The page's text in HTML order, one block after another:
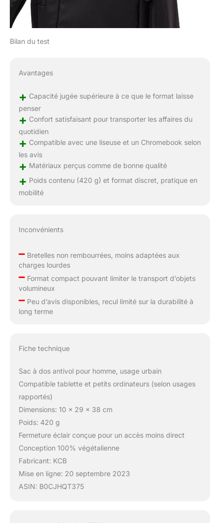
Bilan du test
Avantages
+ Capacité jugée supérieure à ce que le format laisse
penser
+ Confort satisfaisant pour transporter les affaires du
quotidien
+ Compatible avec une liseuse et un Chromebook selon
les avis
+ Matériaux perçus comme de bonne qualité
+ Poids contenu (420 g) et format discret, pratique en
mobilité
Inconvénients
–Bretelles non rembourrées, moins adaptées aux
charges lourdes
–Format compact pouvant limiter le transport d’objets
volumineux
–Peu d’avis disponibles, recul limité sur la durabilité à
long terme
Fiche technique
Sac à dos antivol pour homme, usage urbain
Compatible tablette et petits ordinateurs (selon usages
rapportés)
Dimensions: 10 x 29 x 38 cm
Poids: 420 g
Fermeture éclair conçue pour un accès moins direct
Conception 100% végétalienne
Fabricant: KCB
Mise en ligne: 20 septembre 2023
ASIN: B0CJHQT375